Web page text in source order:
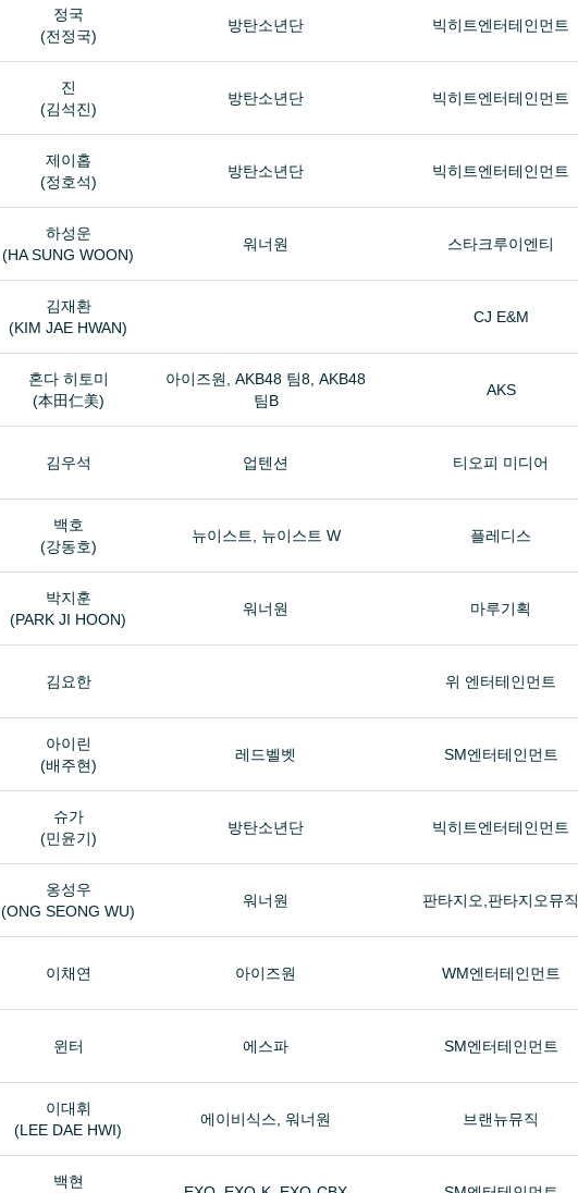
정국
(전정국)
방탄소년단 빅히트엔터테인먼트
진
(김석진)
방탄소년단 빅히트엔터테인먼트
제이홉
(정호석)
방탄소년단 빅히트엔터테인먼트
하성운
(HA SUNG WOON)
워너원 스타크루이엔티
김재환
(KIM JAE HWAN)
CJ E&M
혼다 히토미
(本田仁美)
아이즈원, AKB48 팀8, AKB48
팀B
AKS
김우석 업텐션 티오피 미디어
백호
(강동호)
뉴이스트, 뉴이스트 W 플레디스
박지훈
(PARK JI HOON)
워너원 마루기획
김요한 위 엔터테인먼트
아이린
(배주현)
레드벨벳 SM엔터테인먼트
슈가
(민윤기)
방탄소년단 빅히트엔터테인먼트
옹성우
(ONG SEONG WU)
워너원 판타지오,판타지오뮤직
이채연 아이즈원 WM엔터테인먼트
윈터 에스파 SM엔터테인먼트
이대휘
(LEE DAE HWI)
에이비식스, 워너원 브랜뉴뮤직
백현